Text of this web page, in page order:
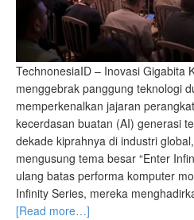
TechnonesiaID – Inovasi Gigabita
menggebrak panggung teknologi
memperkenalkan jajaran
kecerdasan buatan (AI) generasi
dekade kiprahnya di industri
mengusung tema besar “Enter
ulang batas performa komputer
Infinity Series, mereka
[Read more…]